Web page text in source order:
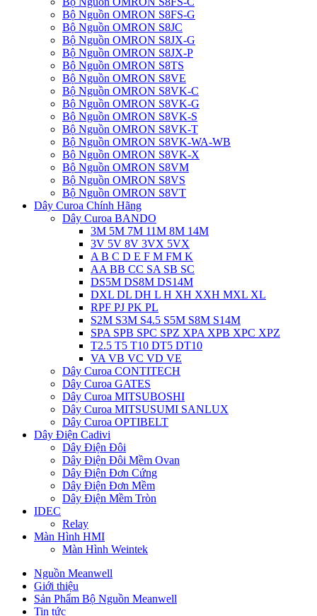
Bộ Nguồn OMRON S8FS-G
Bộ Nguồn OMRON S8JC
Bộ Nguồn OMRON S8JX-G
Bộ Nguồn OMRON S8JX-P
Bộ Nguồn OMRON S8TS
Bộ Nguồn OMRON S8VE
Bộ Nguồn OMRON S8VK-C
Bộ Nguồn OMRON S8VK-G
Bộ Nguồn OMRON S8VK-S
Bộ Nguồn OMRON S8VK-T
Bộ Nguồn OMRON S8VK-WA-WB
Bộ Nguồn OMRON S8VK-X
Bộ Nguồn OMRON S8VM
Bộ Nguồn OMRON S8VS
Bộ Nguồn OMRON S8VT
Dây Curoa Chính Hãng
Dây Curoa BANDO
3M 5M 7M 11M 8M 14M
3V 5V 8V 3VX 5VX
A B C D E F M FM K
AA BB CC SA SB SC
DS5M DS8M DS14M
DXL DL DH L H XH XXH MXL XL
RPF PJ PK PL
S2M S3M S4.5 S5M S8M S14M
SPA SPB SPC SPZ XPA XPB XPC XPZ
T2.5 T5 T10 DT5 DT10
VA VB VC VD VE
Dây Curoa CONTITECH
Dây Curoa GATES
Dây Curoa MITSUBOSHI
Dây Curoa MITSUSUMI SANLUX
Dây Curoa OPTIBELT
Dây Điện Cadivi
Dây Điện Đôi
Dây Điện Đôi Mềm Ovan
Dây Điện Đơn Cứng
Dây Điện Đơn Mềm
Dây Điện Mềm Tròn
IDEC
Relay
Màn Hình HMI
Màn Hình Weintek
Nguồn Meanwell
Giới thiệu
Sản Phẩm Bộ Nguồn Meanwell
Tin tức